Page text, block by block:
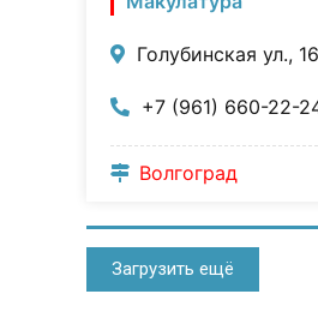
Голубинская ул.,
+7 (961) 660-22-
Волгоград
Загрузить ещё